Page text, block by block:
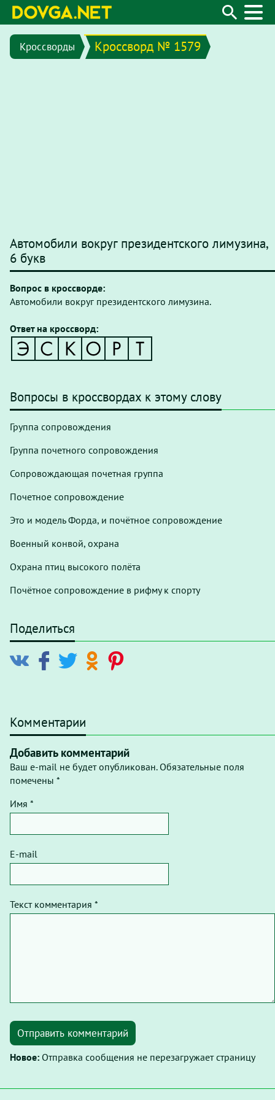
Кроссворды Кроссворд № 1579
Автомобили вокруг президентского лимузина,
6 букв
Вопрос в кроссворде:
Автомобили вокруг президентского лимузина.
Ответ на кроссворд:
Вопросы в кроссвордах к этому слову
Группа сопровождения
Группа почетного сопровождения
Сопровождающая почетная группа
Почетное сопровождение
Это и модель Форда, и почётное сопровождение
Военный конвой, охрана
Охрана птиц высокого полёта
Почётное сопровождение в рифму к спорту
Поделиться
Комментарии
Добавить комментарий
Ваш e-mail не будет опубликован. Обязательные поля
помечены *
Имя *
E-mail
Текст комментария *
Отправить комментарий
Новое: Отправка сообщения не перезагружает страницу